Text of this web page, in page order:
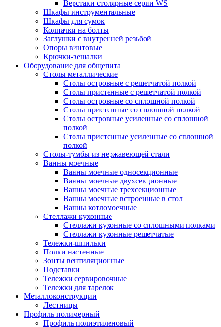
Верстаки столярные серии WS
Шкафы инструментальные
Шкафы для сумок
Колпачки на болты
Заглушки с внутренней резьбой
Опоры винтовые
Крючки-вешалки
Оборудование для общепита
Столы металлические
Столы островные с решетчатой полкой
Столы пристенные с решетчатой полкой
Столы островные со сплошной полкой
Столы пристенные со сплошной полкой
Столы островные усиленные со сплошной
полкой
Столы пристенные усиленные со сплошной
полкой
Столы-тумбы из нержавеющей стали
Ванны моечные
Ванны моечные односекционные
Ванны моечные двухсекционные
Ванны моечные трехсекционные
Ванны моечные встроенные в стол
Ванны котломоечные
Стеллажи кухонные
Стеллажи кухонные со сплошными полками
Стеллажи кухонные решетчатые
Тележки-шпильки
Полки настенные
Зонты вентиляционные
Подставки
Тележки сервировочные
Тележки для тарелок
Металлоконструкции
Лестницы
Профиль полимерный
Профиль полиэтиленовый